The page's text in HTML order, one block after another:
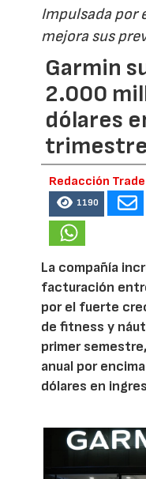
Impulsada por
mejora sus
Garmin
2.000
dólares
trimestre
Redacción
1190
La compañía
facturación
por el fuerte
de fitness y
primer
anual por
dólares en